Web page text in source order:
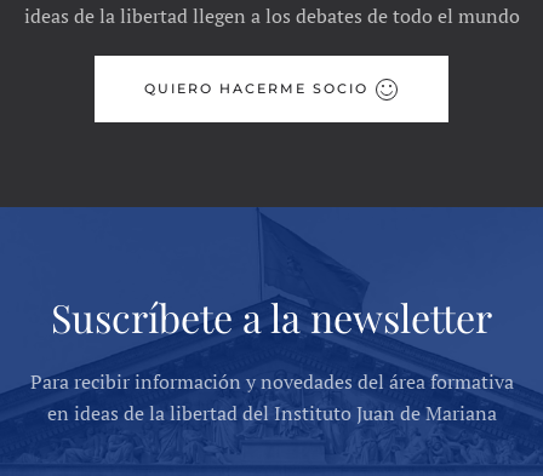
ideas de la libertad llegen a los debates de todo el mundo
QUIERO HACERME SOCIO
Suscríbete a la newsletter
Para recibir información y novedades del área formativa
en ideas de la libertad del Instituto Juan de Mariana